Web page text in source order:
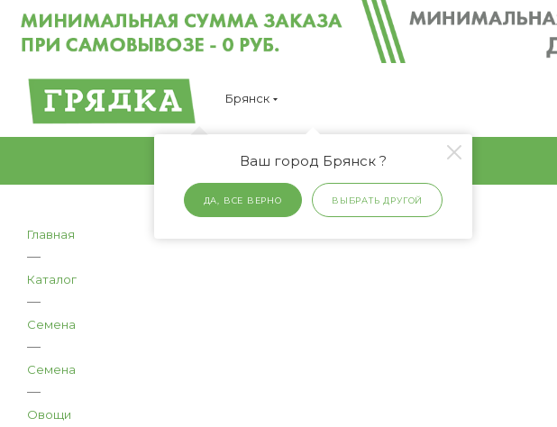
Брянск
Ваш город Брянск ?
ДА, ВСЕ ВЕРНО ВЫБРАТЬ ДРУГОЙ
Главная
—
Каталог
—
Семена
—
Семена
—
Овощи